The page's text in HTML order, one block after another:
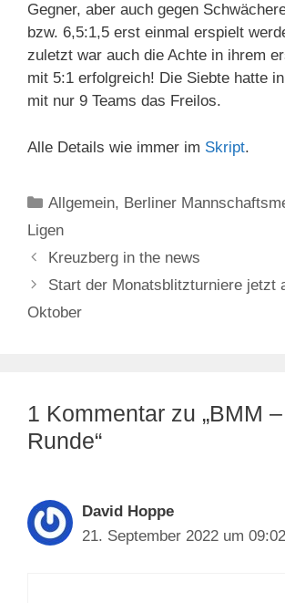
Gegner, aber auch gegen
bzw. 6,5:1,5 erst einmal erspielt
zuletzt war auch die Achte in ihrem
mit 5:1 erfolgreich! Die Siebte hatte
mit nur 9 Teams das Freilos.
Alle Details wie immer im Skript.
Kategorien
Allgemein, Berliner
Ligen
Kreuzberg in the news
Start der Monatsblitzturniere jetzt
Oktober
1 Kommentar zu „BMM
Runde“
David Hoppe
21. September 2022 um